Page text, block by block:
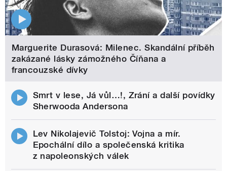
Marguerite Durasová: Milenec. Skandální příběh
zakázané lásky zámožného Číňana a
francouzské dívky
Smrt v lese, Já vůl…!, Zrání a další povídky
Sherwooda Andersona
Lev Nikolajevič Tolstoj: Vojna a mír.
Epochální dílo a společenská kritika
z napoleonských válek